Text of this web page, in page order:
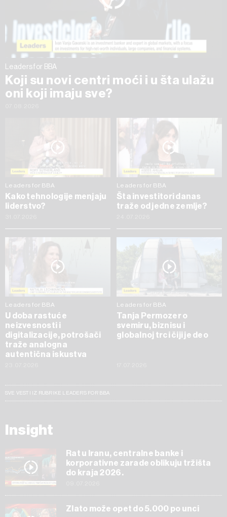
trenutku opozvati bez negativnih posledica.
Leaders for BBA
Koji su novi centri moći i u šta ulažu
oni koji imaju sve?
Leaders for BBA
Kako tehnologije menjaju
liderstvo?
Leaders for BBA
Šta investitori danas
traže od jedne zemlje?
Leaders for BBA
U doba rastuće
neizvesnosti i
digitalizacije, potrošači
traže analogna
autentična iskustva
Leaders for BBA
Tanja Permozer o
svemiru, biznisu i
globalnoj trci čiji je deo
SVE VESTI IZ RUBRIKE LEADERS FOR BBA
Insight
Rat u Iranu, centralne banke i
korporativne zarade oblikuju tržišta
do kraja 2026.
Zlato može opet do 5.000 po unci